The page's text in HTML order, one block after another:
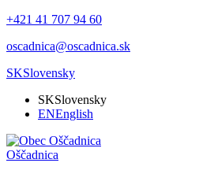
+421 41 707 94 60
oscadnica@oscadnica.sk
SKSlovensky
SKSlovensky
ENEnglish
Oščadnica